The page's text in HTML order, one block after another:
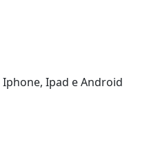
Ipad e Android